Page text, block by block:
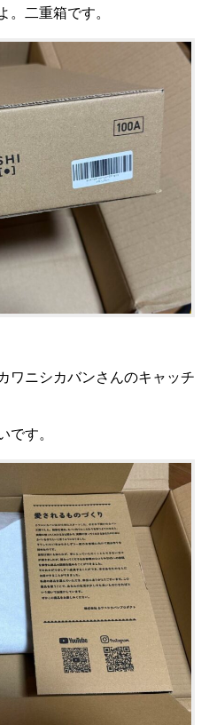
く繰り返し使え、...
。二重箱です。
ワニシカバンさんのキャッチ
です。